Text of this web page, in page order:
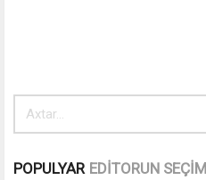
POPULYAR EDİTORUN SEÇİMİ